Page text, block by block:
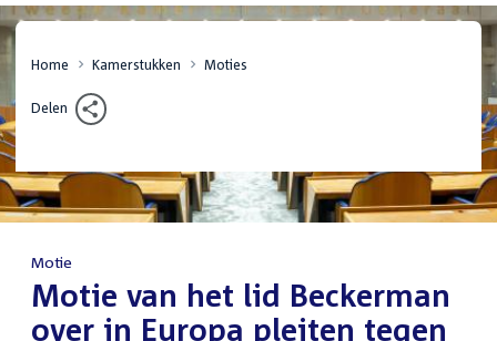
Home Kamerstukken Moties
Delen
Motie
:Motie van het lid Beckerman
over in Europa pleiten tegen